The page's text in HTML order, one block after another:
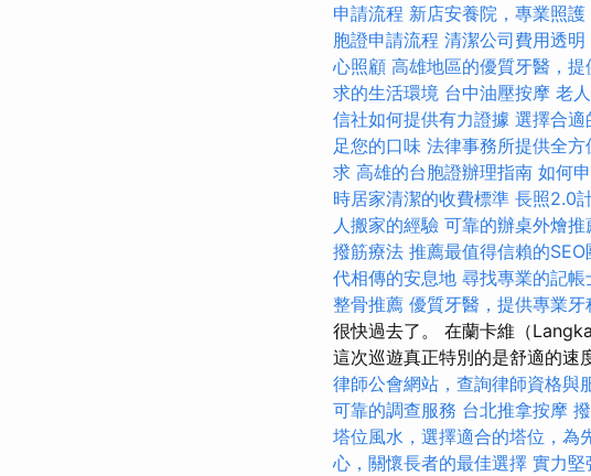
申請流程 新店安養院，專業照
胞證申請流程 清潔公司費用透明
心照顧 高雄地區的優質牙醫，提
求的生活環境 台中油壓按摩 老
信社如何提供有力證據 選擇合適
足您的口味 法律事務所提供全
求 高雄的台胞證辦理指南 如何
時居家清潔的收費標準 長照2.0
人搬家的經驗 可靠的辦桌外燴
撥筋療法 推薦最值得信賴的SEO
代相傳的安息地 尋找專業的記
整骨推薦 優質牙醫，提供專業牙
很快過去了。 在蘭卡維（
這次巡遊真正特別的是舒適的
律師公會網站，查詢律師資格與
可靠的調查服務 台北推拿按摩
塔位風水，選擇適合的塔位，為
心，關懷長者的最佳選擇 實力堅